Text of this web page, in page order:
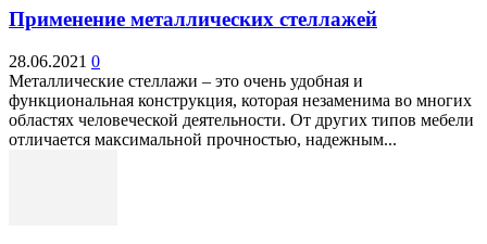
Применение металлических стеллажей
28.06.2021 0
Металлические стеллажи – это очень удобная и
функциональная конструкция, которая незаменима во многих
областях человеческой деятельности. От других типов мебели
отличается максимальной прочностью, надежным...